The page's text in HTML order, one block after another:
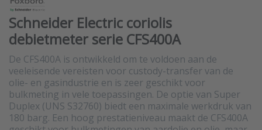
Schneider Electric coriolis
debietmeter serie CFS400A
De CFS400A is ontwikkeld om te voldoen aan de
veeleisende vereisten voor custody-transfer van de
olie- en gasindustrie en is zeer geschikt voor
bulkmeting in vele toepassingen. De optie van Super
Duplex (UNS S32760) biedt een maximale werkdruk van
180 barg. Een hoog prestatieniveau maakt de CFS400A